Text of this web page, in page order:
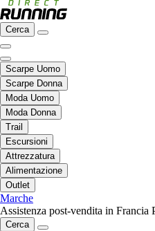
Cerca
Scarpe Uomo
Scarpe Donna
Moda Uomo
Moda Donna
Trail
Escursioni
Attrezzatura
Alimentazione
Outlet
Marche
Assistenza post-vendita in Francia
Cerca